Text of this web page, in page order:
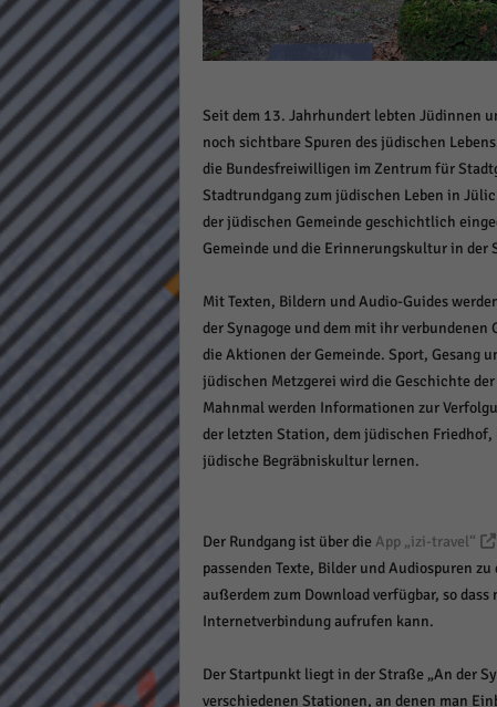
Seit dem 13. Jahrhundert lebten Jüdinnen
noch sichtbare Spuren des jüdischen
die Bundesfreiwilligen im Zentrum für
Stadtrundgang zum jüdischen Leben in
der jüdischen Gemeinde geschichtlich
Gemeinde und die Erinnerungskultur in der
Mit Texten, Bildern und Audio-Guides
der Synagoge und dem mit ihr
die Aktionen der Gemeinde. Sport, Gesang
jüdischen Metzgerei wird die Geschichte
Mahnmal werden Informationen zur
der letzten Station, dem jüdischen
jüdische Begräbniskultur lernen.
Der Rundgang ist über dieApp „izi-travel“
passenden Texte, Bilder und Audiospuren
außerdem zum Download verfügbar, so
Internetverbindung aufrufen kann.
Der Startpunkt liegt in der Straße „An der
verschiedenen Stationen, an denen man
wie